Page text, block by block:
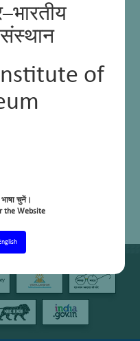
of
चुनें।
the Website